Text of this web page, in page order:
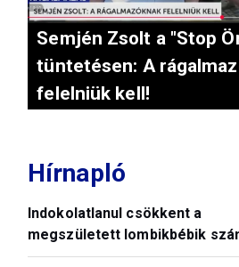
Semjén Zsolt a "Stop
tüntetésen: A
felelniük kell!
Hírnapló
Indokolatlanul csökkent a
megszületett lombikbébik